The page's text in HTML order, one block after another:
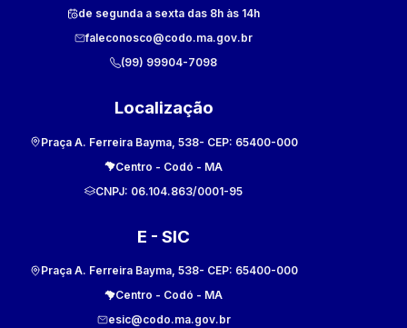
de segunda a sexta das 8h às 14h
faleconosco@codo.ma.gov.br
(99) 99904-7098
Localização
Praça A. Ferreira Bayma, 538- CEP: 65400-000
Centro - Codó - MA
CNPJ: 06.104.863/0001-95
E - SIC
Praça A. Ferreira Bayma, 538- CEP: 65400-000
Centro - Codó - MA
esic@codo.ma.gov.br